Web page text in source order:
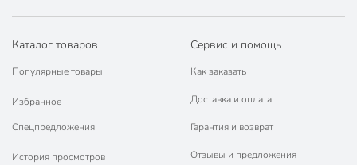
Каталог товаров
Популярные товары
Избранное
Спецпредложения
История просмотров
Сервис и помощь
Как заказать
Доставка и оплата
Гарантия и возврат
Отзывы и предложения